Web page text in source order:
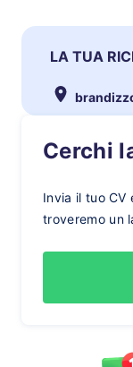
LA TUA
Cerchi
Invia il tuo CV
troveremo un